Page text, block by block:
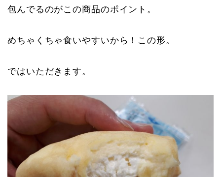
包んでるのがこの商品のポイント。
めちゃくちゃ食いやすいから！この形。
ではいただきます。